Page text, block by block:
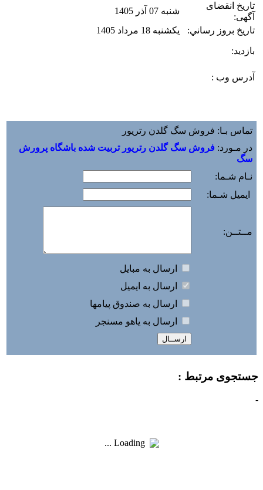
تاریخ انقضای
آگهی:
شنبه 07 آذر 1405
تاريخ بروز رساني:
یکشنبه 18 مرداد 1405
بازديد:
آدرس وب :‌
تماس بـا: فروش سگ گلدن رتریور
در مـورد: فروش سگ گلدن رتريور تربيت شده باشگاه پرورش
سگ
نـام شـما:
ایمیل شـما:
مــتــن:
ارسال به مبايل
ارسال به ايميل
ارسال به صندوق پيامها
ارسال به ياهو مسنجر
جستجوی مرتبط :
-
Loading ...